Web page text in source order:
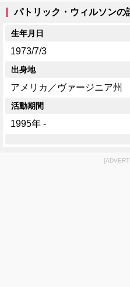
パトリック・ウィルソンの
生年月日
1973/7/3
出身地
アメリカ／ヴァージニア州
活動期間
1995年 -